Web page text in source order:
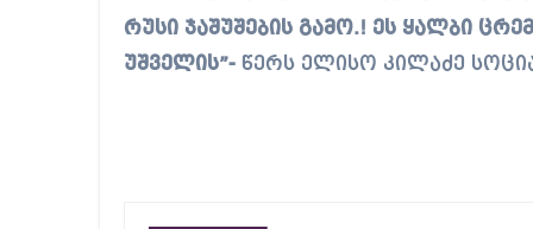
რუსი ჯაშუშების გამო.! ეს ყალბი
უშველის”- წერს ელისო კილაძე